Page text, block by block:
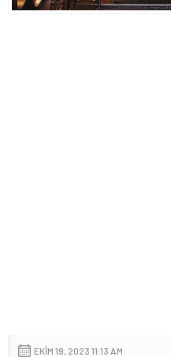
EKIM 19, 2023 11:13 AM